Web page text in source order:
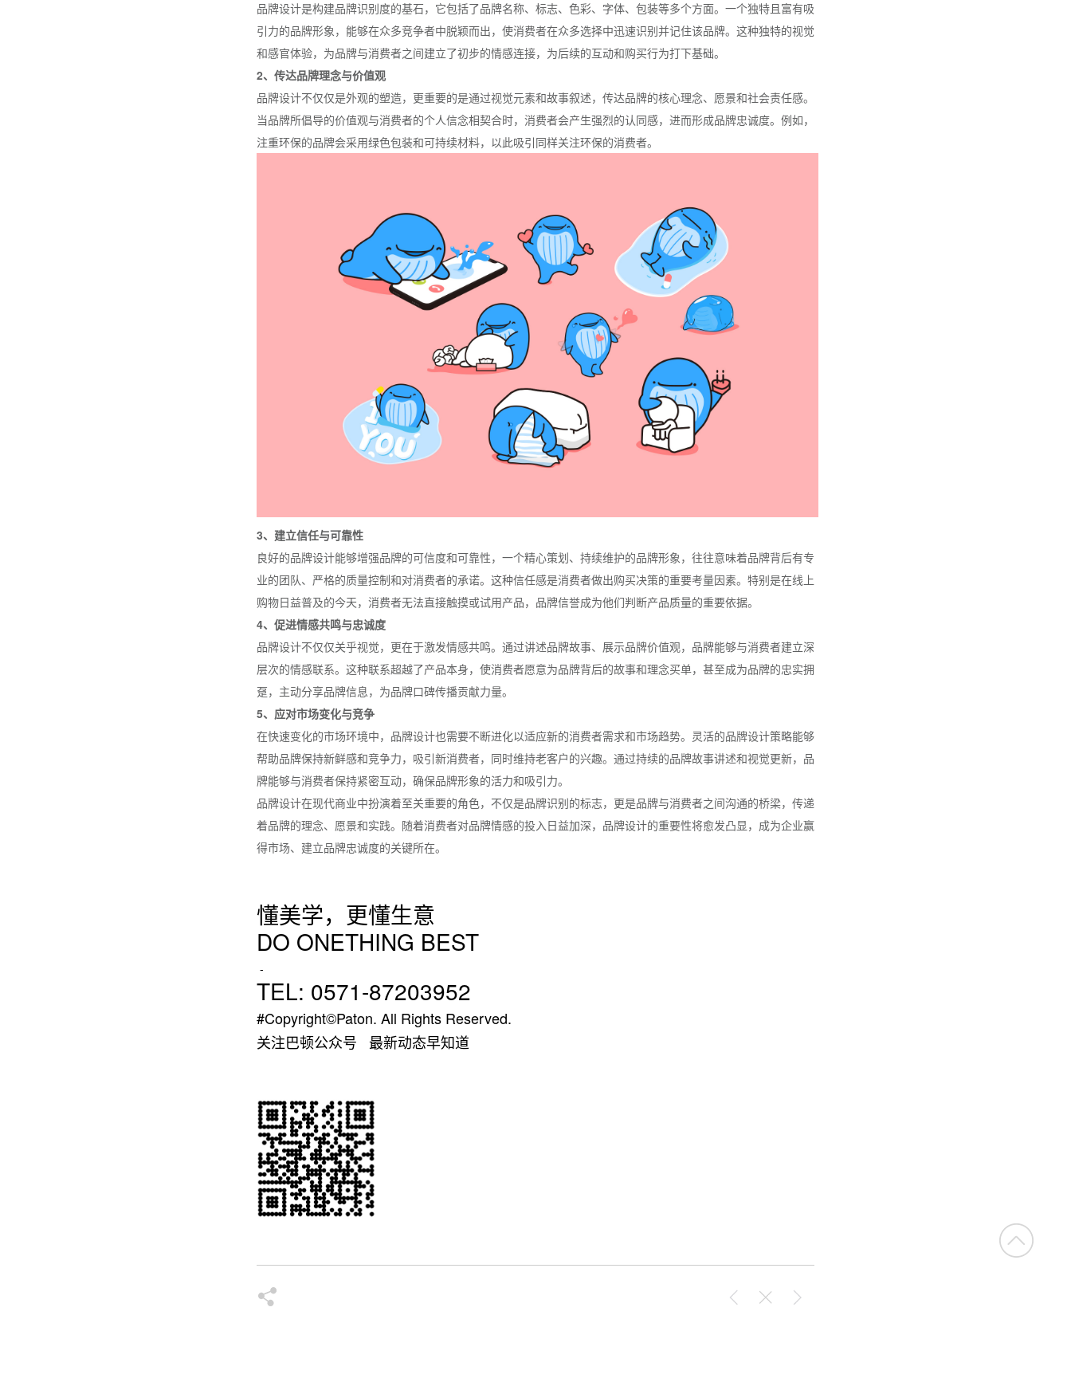
品牌设计是构建品牌识别度的基石，它包括了品牌名称、标志、色彩、字体、包装等多个方面。一个独特且富有吸
引力的品牌形象，能够在众多竞争者中脱颖而出，使消费者在众多选择中迅速识别并记住该品牌。这种独特的视觉
和感官体验，为品牌与消费者之间建立了初步的情感连接，为后续的互动和购买行为打下基础。
2、传达品牌理念与价值观
品牌设计不仅仅是外观的塑造，更重要的是通过视觉元素和故事叙述，传达品牌的核心理念、愿景和社会责任感。
当品牌所倡导的价值观与消费者的个人信念相契合时，消费者会产生强烈的认同感，进而形成品牌忠诚度。例如，
注重环保的品牌会采用绿色包装和可持续材料，以此吸引同样关注环保的消费者。
3、建立信任与可靠性
良好的品牌设计能够增强品牌的可信度和可靠性，一个精心策划、持续维护的品牌形象，往往意味着品牌背后有专
业的团队、严格的质量控制和对消费者的承诺。这种信任感是消费者做出购买决策的重要考量因素。特别是在线上
购物日益普及的今天，消费者无法直接触摸或试用产品，品牌信誉成为他们判断产品质量的重要依据。
4、促进情感共鸣与忠诚度
品牌设计不仅仅关乎视觉，更在于激发情感共鸣。通过讲述品牌故事、展示品牌价值观，品牌能够与消费者建立深
层次的情感联系。这种联系超越了产品本身，使消费者愿意为品牌背后的故事和理念买单，甚至成为品牌的忠实拥
趸，主动分享品牌信息，为品牌口碑传播贡献力量。
5、应对市场变化与竞争
在快速变化的市场环境中，品牌设计也需要不断进化以适应新的消费者需求和市场趋势。灵活的品牌设计策略能够
帮助品牌保持新鲜感和竞争力，吸引新消费者，同时维持老客户的兴趣。通过持续的品牌故事讲述和视觉更新，品
牌能够与消费者保持紧密互动，确保品牌形象的活力和吸引力。
品牌设计在现代商业中扮演着至关重要的角色，不仅是品牌识别的标志，更是品牌与消费者之间沟通的桥梁，传递
着品牌的理念、愿景和实践。随着消费者对品牌情感的投入日益加深，品牌设计的重要性将愈发凸显，成为企业赢
得市场、建立品牌忠诚度的关键所在。
懂美学，更懂生意
DO ONETHING BEST
-
TEL: 0571-87203952
#Copyright©Paton. All Rights Reserved.
关注巴顿公众号 最新动态早知道